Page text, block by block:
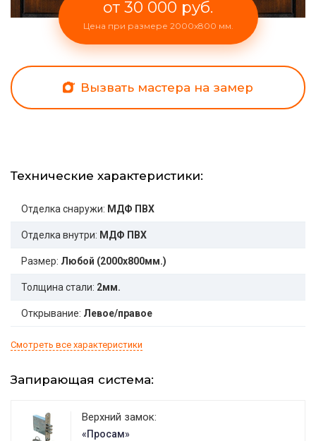
от 30 000 руб.
Цена при размере 2000x800 мм.
Вызвать мастера на замер
Технические характеристики:
Отделка снаружи: МДФ ПВХ
Отделка внутри: МДФ ПВХ
Размер: Любой (2000x800мм.)
Толщина стали: 2мм.
Открывание: Левое/правое
Смотреть все характеристики
Запирающая система:
Верхний замок:
«Просам»